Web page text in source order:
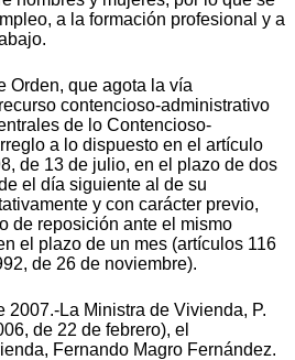
a la formación profesional y a
Orden, que agota la vía
contencioso-administrativo
de lo Contencioso-
a lo dispuesto en el artículo
de 13 de julio, en el plazo de dos
el día siguiente al de su
y con carácter previo,
de reposición ante el mismo
el plazo de un mes (artículos 116
de 26 de noviembre).
2007.-La Ministra de Vivienda, P.
de 22 de febrero), el
Fernando Magro Fernández.